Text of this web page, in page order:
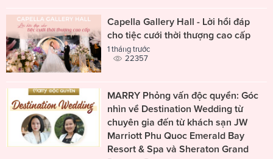
Capella Gallery Hall - Lời hồi đáp
cho tiệc cưới thời thượng cao cấp
1 tháng trước
22357
MARRY Phỏng vấn độc quyền: Góc
nhìn về Destination Wedding từ
chuyên gia đến từ khách sạn JW
Marriott Phu Quoc Emerald Bay
Resort & Spa và Sheraton Grand